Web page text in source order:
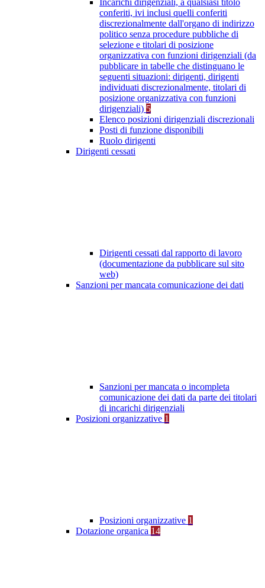
Incarichi dirigenziali, a qualsiasi titolo
conferiti, ivi inclusi quelli conferiti
discrezionalmente dall'organo di indirizzo
politico senza procedure pubbliche di
selezione e titolari di posizione
organizzativa con funzioni dirigenziali (da
pubblicare in tabelle che distinguano le
seguenti situazioni: dirigenti, dirigenti
individuati discrezionalmente, titolari di
posizione organizzativa con funzioni
dirigenziali) 5
Elenco posizioni dirigenziali discrezionali
Posti di funzione disponibili
Ruolo dirigenti
Dirigenti cessati
Dirigenti cessati dal rapporto di lavoro
(documentazione da pubblicare sul sito
web)
Sanzioni per mancata comunicazione dei dati
Sanzioni per mancata o incompleta
comunicazione dei dati da parte dei titolari
di incarichi dirigenziali
Posizioni organizzative 1
Posizioni organizzative 1
Dotazione organica 14